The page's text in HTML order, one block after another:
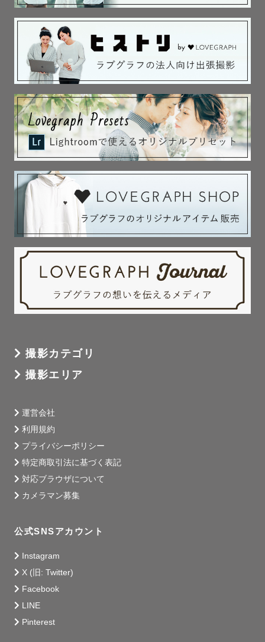
もし不安なことがございましたら
お気軽にご相談くださいませ。
▷ 当日
ご希望伺いながら撮影させていただきます！
写真を撮ってもらう機会がなかなかなく不安…
という方もご安心ください。
撮影を楽しんでいただけるよう
サポートいたします！
たくさんお話をしながら、楽しみながら、
一緒に思い出を作れたら嬉しいです！
📷 日程について
撮影は基本的に土日祝で承っております。
早朝等でしたら平日も一部可能ですので、
お気軽にご相談ください😌✨
     ① ご予約
     ② メールにて初回連絡
     ④ 選定〜編集〜納品
┈┈┈┈┈┈┈┈┈┈┈┈┈┈┈┈┈┈┈┈┈┈┈┈┈┈
💓 撮影に向けた想い
誰もがスマホ含めカメラを持つ時代ですが、
誰かに撮影される機会は
意外と少ないのではないでしょうか。
撮影カテゴリ
撮影エリア
運営会社
利用規約
プライバシーポリシー
特定商取引法に基づく表記
対応ブラウザについて
カメラマン募集
公式SNSアカウント
Instagram
X (旧: Twitter)
Facebook
LINE
Pinterest